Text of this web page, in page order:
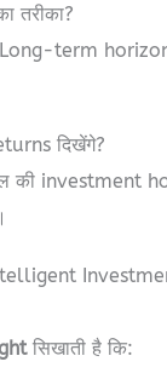
तरीका?
term
दिखेंगे?
की investment
सिखाती है कि: